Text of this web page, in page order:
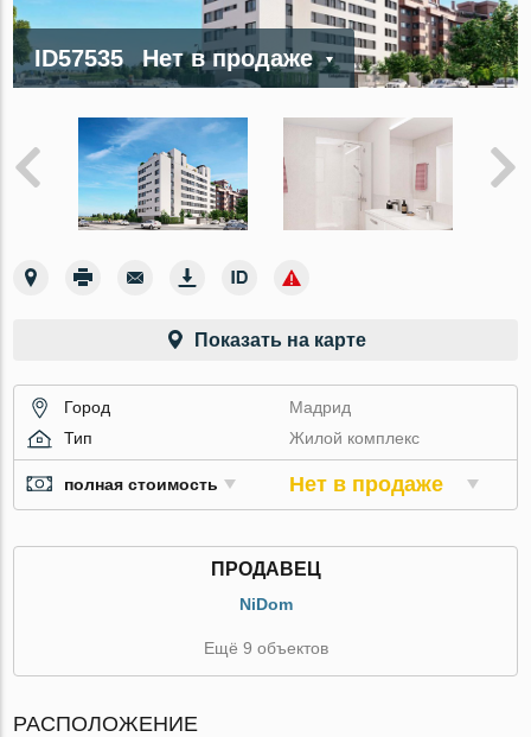
ID57535 Нет в продаже
Показать на карте
Город
Мадрид
Тип
Жилой комплекс
полная стоимость Нет в продаже
ПРОДАВЕЦ
NiDom
Ещё 9 объектов
РАСПОЛОЖЕНИЕ